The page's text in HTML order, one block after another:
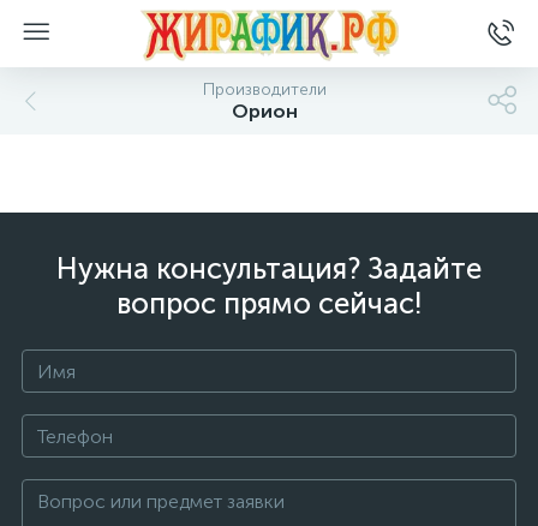
Производители
Орион
Нужна консультация? Задайте
вопрос прямо сейчас!